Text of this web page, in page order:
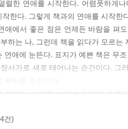
에서는 프랙털이라는 원리로 단순
국 단 몇 권의 보편적인 책으로 압
궁극적으로는 아담과 이브라는 원형
아담과 이브라는 원형의 변주이듯
이 자기와 결별하는 자이다. 그리고
렬한 연애를 시작한다. 어렴풋하게
작한다. 그렇게 책과의 연애를 시작한
애에서 좋은 점은 언제든 바람을 펴
하는 나, 그런데 책을 읽다가 모르
연애에 눈뜬다. 표지가 예쁜 책은 무
서가로 새로 태어나는 순간이다. 그
있어도 사랑할 수 있는 단계에 이른
서관 가까운 곳으로 이사 간다.
건)